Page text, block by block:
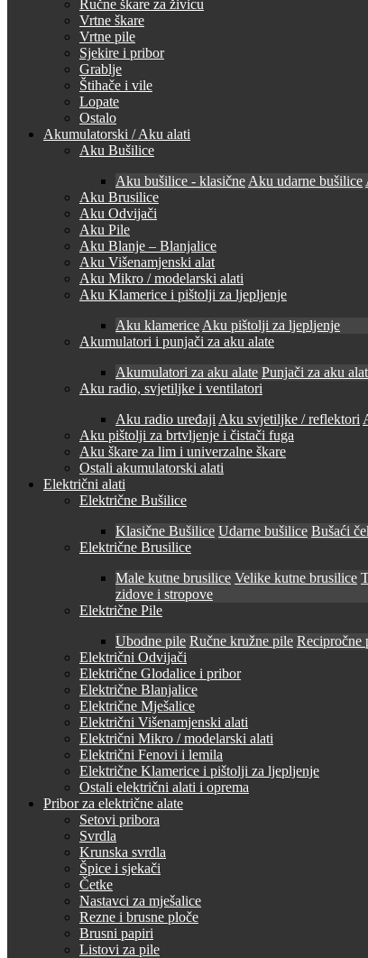
Ručne škare za živicu
Vrtne škare
Vrtne pile
Sjekire i pribor
Grablje
Štihače i vile
Lopate
Ostalo
Akumulatorski / Aku alati
Aku Bušilice
Aku bušilice - klasične Aku udarne bušilice
Aku Brusilice
Aku Odvijači
Aku Pile
Aku Blanje – Blanjalice
Aku Višenamjenski alat
Aku Mikro / modelarski alati
Aku Klamerice i pištolji za ljepljenje
Aku klamerice Aku pištolji za ljepljenje
Akumulatori i punjači za aku alate
Akumulatori za aku alate Punjači za aku
Aku radio, svjetiljke i ventilatori
Aku radio uređaji Aku svjetiljke / reflektori
Aku pištolji za brtvljenje i čistači fuga
Aku škare za lim i univerzalne škare
Ostali akumulatorski alati
Električni alati
Električne Bušilice
Klasične Bušilice Udarne bušilice Bušaći
Električne Brusilice
Male kutne brusilice Velike kutne brusilice
zidove i stropove
Električne Pile
Ubodne pile Ručne kružne pile Recipročne
Električni Odvijači
Električne Glodalice i pribor
Električne Blanjalice
Električne Mješalice
Električni Višenamjenski alati
Električni Mikro / modelarski alati
Električni Fenovi i lemila
Električne Klamerice i pištolji za ljepljenje
Ostali električni alati i oprema
Pribor za električne alate
Setovi pribora
Svrdla
Krunska svrdla
Špice i sjekači
Četke
Nastavci za mješalice
Rezne i brusne ploče
Brusni papiri
Listovi za pile